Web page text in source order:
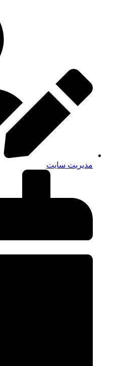
مدیریت سایت